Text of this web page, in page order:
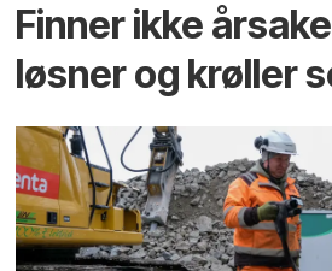
Finner ikke
løsner og krøller